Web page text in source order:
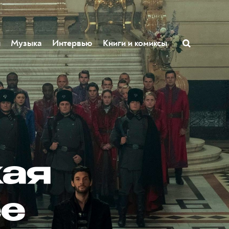
Музыка Интервью Книги и комиксы